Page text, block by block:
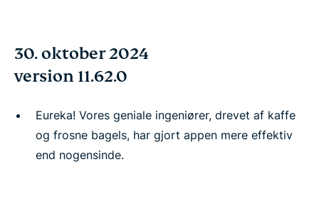
30. oktober 2024
version 11.62.0
Eureka! Vores geniale ingeniører, drevet af kaffe
og frosne bagels, har gjort appen mere effektiv
end nogensinde.